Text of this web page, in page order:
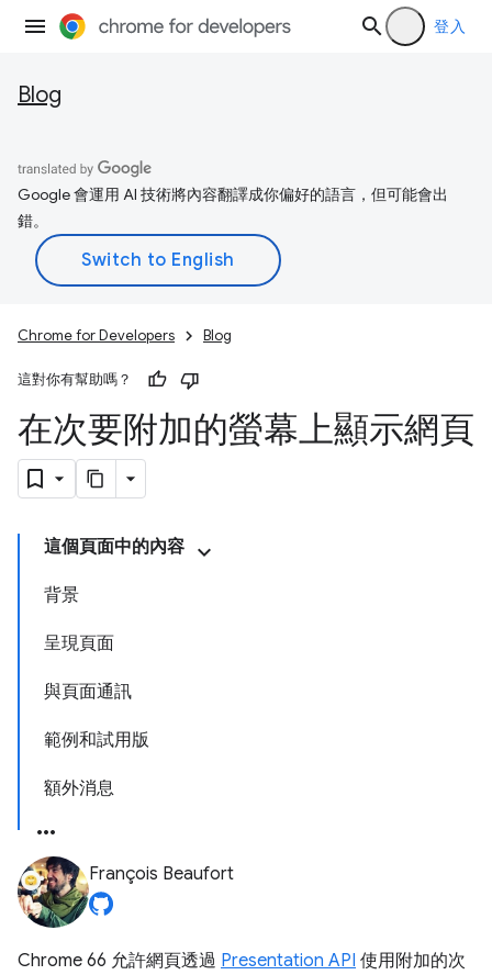
登入
Blog
Google 會運用 AI 技術將內容翻譯成你偏好的語言，但可能會出
錯。
Chrome for Developers Blog
這對你有幫助嗎？
在次要附加的螢幕上顯示網頁
這個頁面中的內容
背景
呈現頁面
與頁面通訊
範例和試用版
額外消息
François Beaufort
Chrome 66 允許網頁透過 Presentation API 使用附加的次